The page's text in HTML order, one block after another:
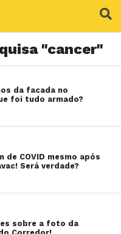
"cancer"
da facada no
foi tudo armado?
de COVID mesmo após
Será verdade?
sobre a foto da